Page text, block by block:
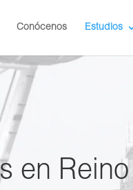
Conócenos Estudios
en